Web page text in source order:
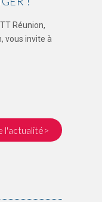
les...
l'actualité>